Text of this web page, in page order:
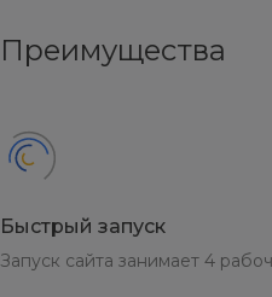
Преимущества
Быстрый запуск
Запуск сайта занимает 4